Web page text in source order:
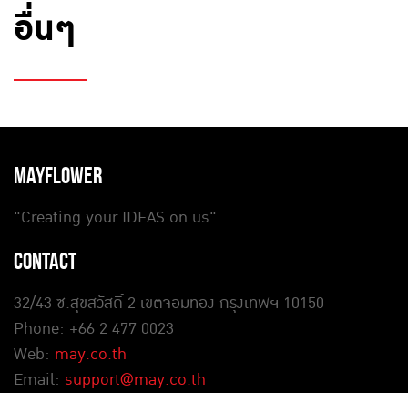
อื่นๆ
MAYFLOWER
"Creating your IDEAS on us"
CONTACT
32/43 ซ.สุขสวัสดิ์ 2 เขตจอมทอง กรุงเทพฯ 10150
Phone: +66 2 477 0023
Web: may.co.th
Email: support@may.co.th